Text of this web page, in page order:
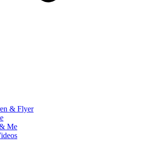
& Flyer
Me